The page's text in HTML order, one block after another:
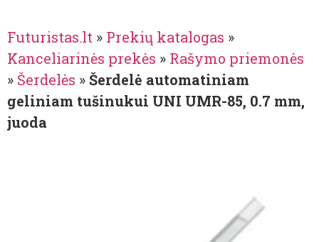
Futuristas.lt » Prekių katalogas »
Kanceliarinės prekės » Rašymo priemonės
» Šerdelės » Šerdelė automatiniam
geliniam tušinukui UNI UMR-85, 0.7 mm,
juoda